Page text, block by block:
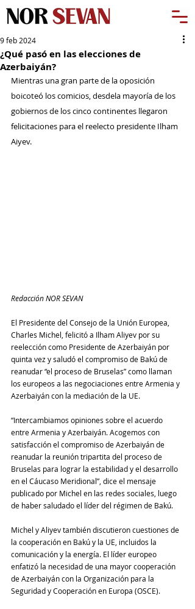
¿Qué pasó en las elecciones de
Azerbaiyán?
9 feb 2024
Mientras una gran parte de la oposición
boicoteó los comicios, desdela mayoría de los
gobiernos de los cinco continentes llegaron
felicitaciones para el reelecto presidente Ilham
Aiyev.
Redacción NOR SEVAN
El Presidente del Consejo de la Unión Europea,
Charles Michel, felicitó a Ilham Aliyev por su
reelección como Presidente de Azerbaiyán por
quinta vez y saludó el compromiso de Bakú de
reanudar “el proceso de Bruselas” como llaman
los europeos a las negociaciones entre Armenia y
Azerbaiyán con la mediación de la UE.
“Intercambiamos opiniones sobre el acuerdo
entre Armenia y Azerbaiyán. Acogemos con
satisfacción el compromiso de Azerbaiyán de
reanudar la reunión tripartita del proceso de
Bruselas para lograr la estabilidad y el desarrollo
en el Cáucaso Meridional”, dice el mensaje
publicado por Michel en las redes sociales, luego
de haber saludado el líder del régimen de Bakú.
Michel y Aliyev también discutieron cuestiones de
la cooperación en Bakú y la UE, incluidos la
comunicación y la energía. El líder europeo
enfatizó la necesidad de una mayor cooperación
de Azerbaiyán con la Organización para la
Seguridad y Cooperación en Europa (OSCE).